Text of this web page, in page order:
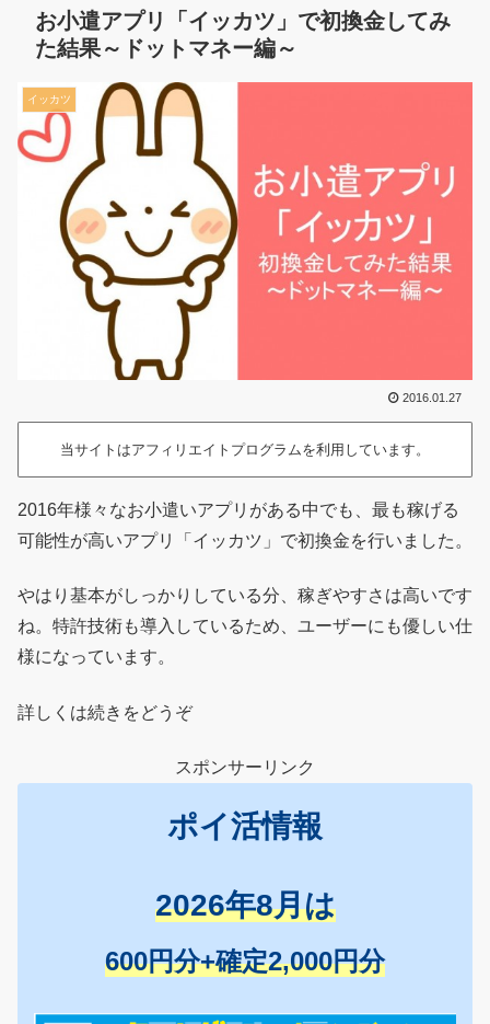
お小遣アプリ「イッカツ」で初換金してみ
た結果～ドットマネー編～
イッカツ
2016.01.27
当サイトはアフィリエイトプログラムを利用しています。
2016年様々なお小遣いアプリがある中でも、最も稼げる
可能性が高いアプリ「イッカツ」で初換金を行いました。
やはり基本がしっかりしている分、稼ぎやすさは高いです
ね。特許技術も導入しているため、ユーザーにも優しい仕
様になっています。
詳しくは続きをどうぞ
スポンサーリンク
ポイ活情報
2026年8月は
600円分+確定2,000円分